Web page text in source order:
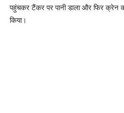
पहुंचकर टैंकर पर पानी डाला और फिर क्रेन
किया।